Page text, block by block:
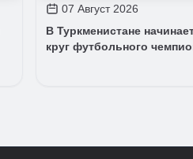
07 Август 2026
В Туркменистане
круг футбольного